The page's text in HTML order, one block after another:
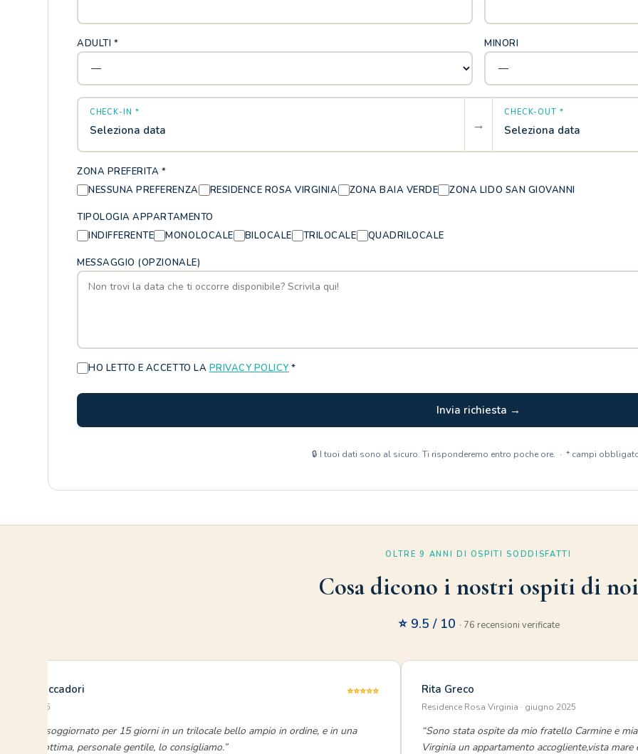
ADULTI * MINORI
CHECK-IN *
Seleziona data →
CHECK-OUT *
Seleziona data
ZONA PREFERITA *
NESSUNA PREFERENZA
RESIDENCE ROSA VIRGINIA ZONA BAIA VERDE ZONA LIDO SAN GIOVANNI
TIPOLOGIA APPARTAMENTO
INDIFFERENTE
MONOLOCALE BILOCALE TRILOCALE QUADRILOCALE
MESSAGGIO (OPZIONALE)
HO LETTO E ACCETTO LA PRIVACY POLICY *
Invia richiesta →
🔒 I tuoi dati sono al sicuro. Ti risponderemo entro poche ore. · * campi
OLTRE 9 ANNI DI OSPITI SODDISFATTI
Cosa dicono i nostri ospiti di noi
⭐ 9.5 / 10 · 76 recensioni verificate
Franci Flaccadori
giugno 2025
⭐⭐⭐⭐⭐
“Abbiamo soggiornato per 15 giorni in un trilocale bello ampio in ordine, e in una
posizione ottima, personale gentile, lo consigliamo.”
Rita Greco
Residence Rosa Virginia · giugno 2025
“Sono stata ospite da mio fratello Carmine e
Virginia un appartamento accogliente,vista